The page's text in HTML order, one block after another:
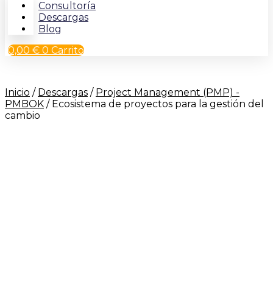
Consultoría
Descargas
Blog
0,00 € 0 Carrito
Inicio / Descargas / Project Management (PMP) -
PMBOK / Ecosistema de proyectos para la gestión del
cambio